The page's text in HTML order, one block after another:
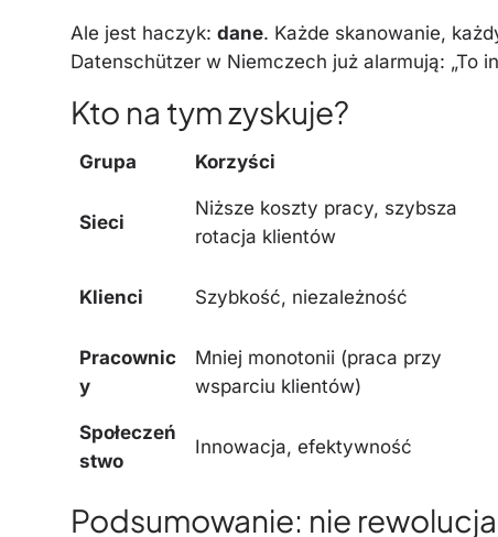
Ale jest haczyk: dane. Każde skanowanie,
Datenschützer w Niemczech już alarmują: „To
Kto na tym zyskuje?
Grupa Korzyści
Sieci
Niższe koszty pracy, szybsza
rotacja klientów
Klienci Szybkość, niezależność
Pracownic
y
Mniej monotonii (praca przy
wsparciu klientów)
Społeczeń
stwo
Innowacja, efektywność
Podsumowanie: nie